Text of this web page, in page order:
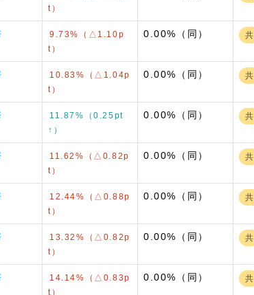
t）
9.73%（△1.10p
t）
0.00%（同） 共
10.83%（△1.04p
t）
0.00%（同） 共
11.87%（0.25pt
↑）
0.00%（同） 共
11.62%（△0.82p
t）
0.00%（同） 共
12.44%（△0.88p
t）
0.00%（同） 共
13.32%（△0.82p
t）
0.00%（同） 共
14.14%（△0.83p
t）
0.00%（同） 共